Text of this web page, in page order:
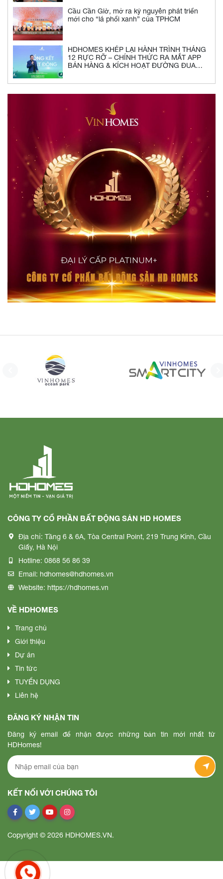
Cầu Cần Giờ, mở ra kỷ nguyên phát triển
mới cho “lá phổi xanh” của TPHCM
HDHOMES KHÉP LẠI HÀNH TRÌNH THÁNG
12 RỰC RỠ – CHÍNH THỨC RA MẮT APP
BÁN HÀNG & KÍCH HOẠT ĐƯỜNG ĐUA
CÔNG TY CỔ PHẦN BẤT ĐỘNG SẢN HD HOMES
Địa chỉ: Tầng 6 & 6A, Tòa Central Point, 219 Trung Kính, Cầu
Giấy, Hà Nội
Hotline: 0868 56 86 39
Email: hdhomes@hdhomes.vn
Website: https://hdhomes.vn
VỀ HDHOMES
Trang chủ
Giới thiệu
Dự án
Tin tức
TUYỂN DỤNG
Liên hệ
ĐĂNG KÝ NHẬN TIN
Đăng ký email để nhận được những bản tin mới nhất từ
HDHomes!
KẾT NỐI VỚI CHÚNG TÔI
Copyright © 2026 HDHOMES.VN.